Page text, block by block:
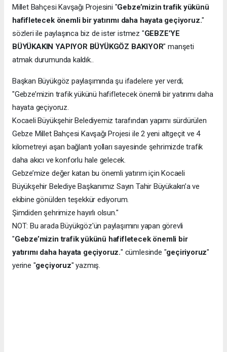
Millet Bahçesi Kavşağı Projesini "Gebze’mizin trafik yükünü
hafifletecek önemli bir yatırımı daha hayata geçiyoruz."
sözleri ile paylaşınca biz de ister istmez "GEBZE’YE
BÜYÜKAKIN YAPIYOR BÜYÜKGÖZ BAKIYOR" manşeti
atmak durumunda kaldık..
Başkan Büyükgöz paylaşımında şu ifadelere yer verdi;
"Gebze’mizin trafik yükünü hafifletecek önemli bir yatırımı daha
hayata geçiyoruz.
Kocaeli Büyükşehir Belediyemiz tarafından yapımı sürdürülen
Gebze Millet Bahçesi Kavşağı Projesi ile 2 yeni altgeçit ve 4
kilometreyi aşan bağlantı yolları sayesinde şehrimizde trafik
daha akıcı ve konforlu hale gelecek.
Gebze’mize değer katan bu önemli yatırım için Kocaeli
Büyükşehir Belediye Başkanımız Sayın Tahir Büyükakın’a ve
ekibine gönülden teşekkür ediyorum.
Şimdiden şehrimize hayırlı olsun."
NOT: Bu arada Büyükgöz'ün paylaşımını yapan görevli
"Gebze’mizin trafik yükünü hafifletecek önemli bir
yatırımı daha hayata geçiyoruz." cümlesinde "geçiriyoruz"
yerine "geçiyoruz" yazmış.